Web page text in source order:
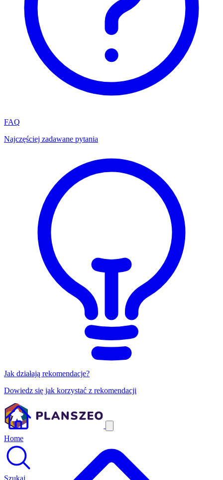
FAQ
Najczęściej zadawane pytania
Jak działają rekomendacje?
Dowiedz się jak korzystać z rekomendacji
Home
Szukaj